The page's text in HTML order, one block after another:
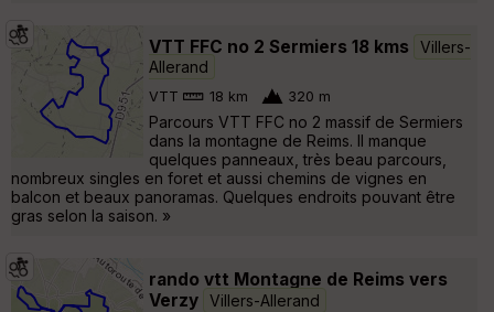
VTT FFC no 2 Sermiers 18 kms
Villers-
Allerand
VTT 18 km 320 m
Parcours VTT FFC no 2 massif de Sermiers
dans la montagne de Reims. Il manque
quelques panneaux, très beau parcours,
nombreux singles en foret et aussi chemins de vignes en
balcon et beaux panoramas. Quelques endroits pouvant être
gras selon la saison. »
rando vtt Montagne de Reims vers
Verzy Villers-Allerand